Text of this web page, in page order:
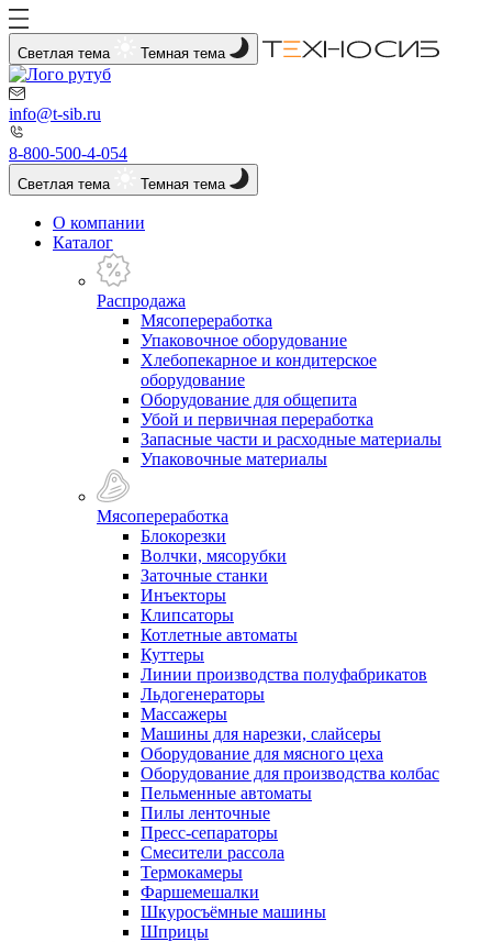
Светлая тема Темная тема
info@t-sib.ru
8-800-500-4-054
Светлая тема Темная тема
О компании
Каталог
Распродажа
Мясопереработка
Упаковочное оборудование
Хлебопекарное и кондитерское
оборудование
Оборудование для общепита
Убой и первичная переработка
Запасные части и расходные материалы
Упаковочные материалы
Мясопереработка
Блокорезки
Волчки, мясорубки
Заточные станки
Инъекторы
Клипсаторы
Котлетные автоматы
Куттеры
Линии производства полуфабрикатов
Льдогенераторы
Массажеры
Машины для нарезки, слайсеры
Оборудование для мясного цеха
Оборудование для производства колбас
Пельменные автоматы
Пилы ленточные
Пресс-сепараторы
Смесители рассола
Термокамеры
Фаршемешалки
Шкуросъёмные машины
Шприцы